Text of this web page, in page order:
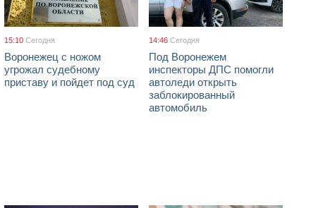
15:10 Сегодня
Воронежец с ножом
угрожал судебному
приставу и пойдет под суд
14:46 Сегодня
Под Воронежем
инспекторы ДПС помогли
автоледи открыть
заблокированный
автомобиль